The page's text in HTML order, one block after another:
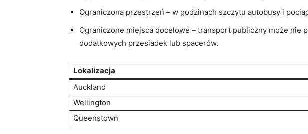
Ograniczona przestrzeń – w godzinach szczytu autobusy i
Ograniczone miejsca docelowe – transport publiczny może nie
dodatkowych przesiadek lub spacerów.
Lokalizacja
Auckland
Wellington
Queenstown